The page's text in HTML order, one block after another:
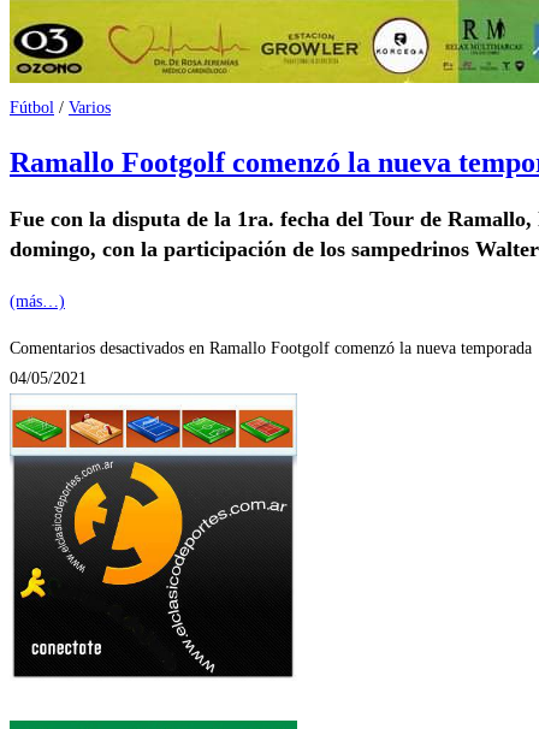
Fútbol / Varios
Ramallo Footgolf comenzó la nueva
Fue con la disputa de la 1ra. fecha del Tour de
domingo, con la participación de los sampedrinos
(más…)
Comentarios desactivados en Ramallo Footgolf comenzó la nueva temporada
04/05/2021